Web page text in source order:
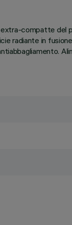
compatte
radiante in